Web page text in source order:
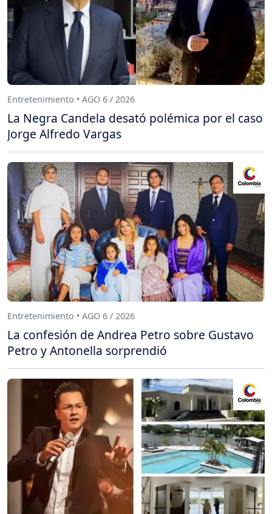
Entretenimiento • AGO 6 / 2026
La Negra Candela desató polémica por el caso
Jorge Alfredo Vargas
Entretenimiento • AGO 6 / 2026
La confesión de Andrea Petro sobre Gustavo
Petro y Antonella sorprendió